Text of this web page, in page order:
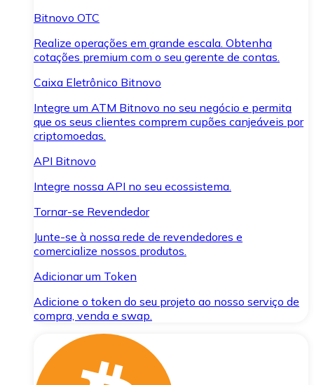
Bitnovo OTC
Realize operações em grande escala. Obtenha
cotações premium com o seu gerente de contas.
Caixa Eletrônico Bitnovo
Integre um ATM Bitnovo no seu negócio e permita
que os seus clientes comprem cupões canjeáveis por
criptomoedas.
API Bitnovo
Integre nossa API no seu ecossistema.
Tornar-se Revendedor
Junte-se à nossa rede de revendedores e
comercialize nossos produtos.
Adicionar um Token
Adicione o token do seu projeto ao nosso serviço de
compra, venda e swap.